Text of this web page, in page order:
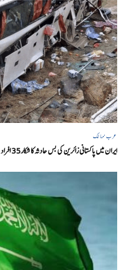
عرب ممالک
ایران میں پاکستانی زائرین کی بس حادثہ کا شکار35 افراد جاں بحق